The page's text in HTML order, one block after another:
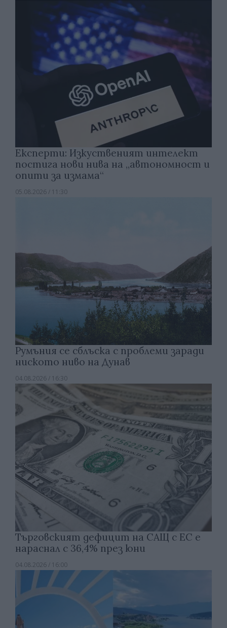
Експерти: Изкуственият интелект
постига нови нива на „автономност и
опити за измама“
05.08.2026 / 11:30
Румъния се сблъска с проблеми заради
ниското ниво на Дунав
04.08.2026 / 16:30
Търговският дефицит на САЩ с ЕС е
нараснал с 36,4% през юни
04.08.2026 / 16:00